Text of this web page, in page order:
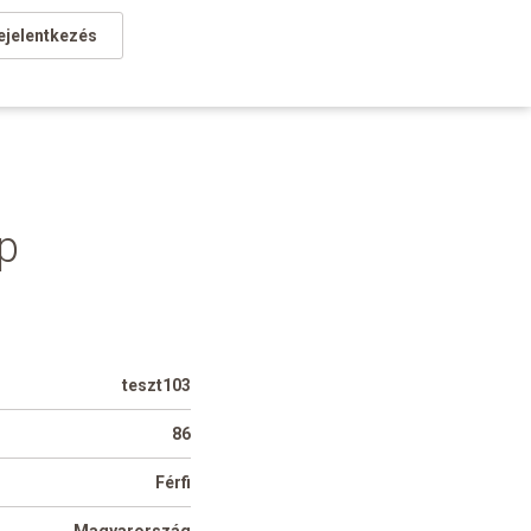
teszt103
86
Férfi